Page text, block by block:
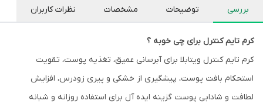
بررسی توضیحات مشخصات نظرات کاربران
کرم تایم کنترل برای چی خوبه ؟
کرم تایم کنترل ویتابلا برای آبرسانی عمیق، تغذیه پوست، تقویت
استحکام بافت پوست، پیشگیری از خشکی و پیری زودرس، افزایش
لطافت و شادابی پوست گزینه ایده آل برای استفاده روزانه و شبانه